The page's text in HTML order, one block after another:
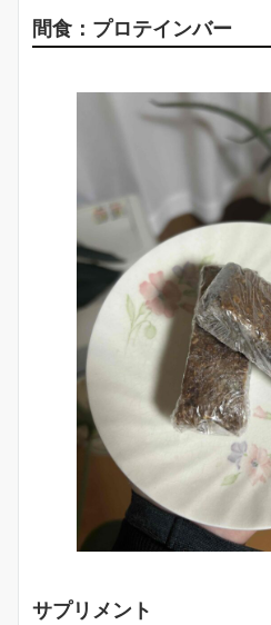
間食：プロテインバー
サプリメント